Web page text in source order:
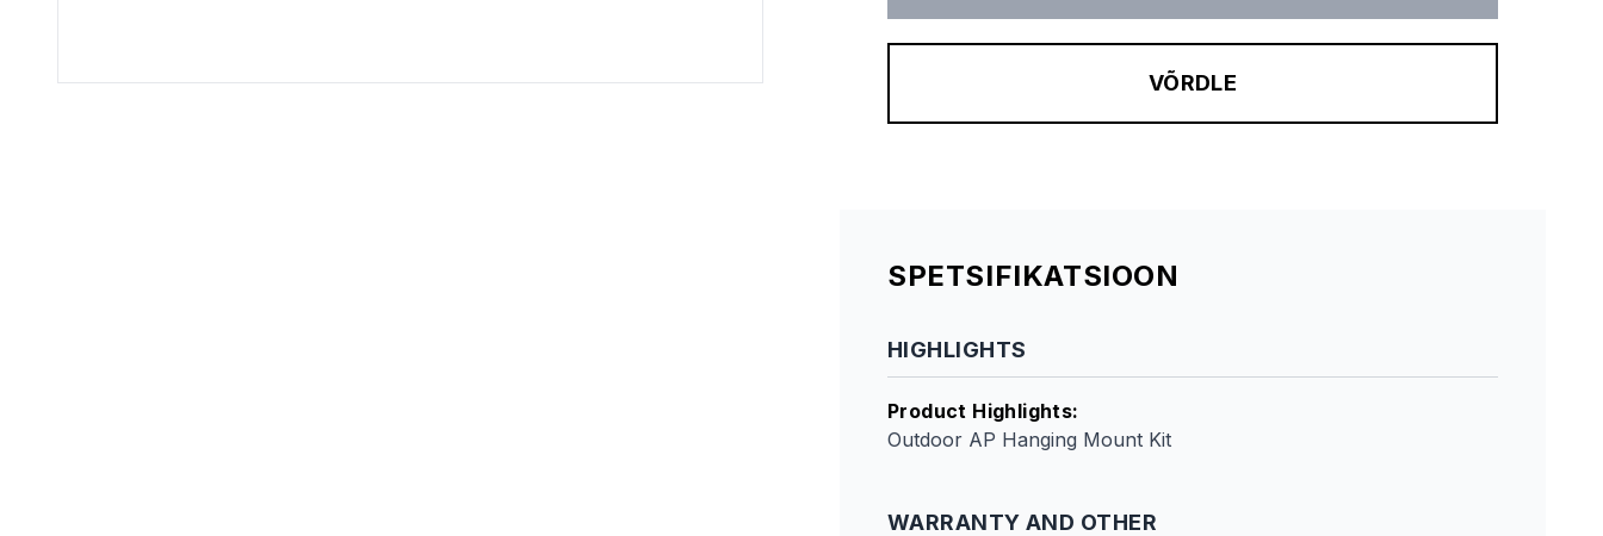
VÕRDLE
SPETSIFIKATSIOON
HIGHLIGHTS
Product Highlights:
Outdoor AP Hanging Mount Kit
WARRANTY AND OTHER